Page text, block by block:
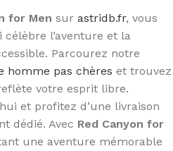
for Men sur astridb.fr, vous
l’aventure et la
Parcourez notre
homme pas chères et trouvez
votre esprit libre.
et profitez d’une livraison
dédié. Avec Red Canyon for
une aventure mémorable